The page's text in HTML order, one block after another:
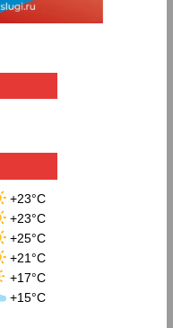
+23°C
+23°C
+25°C
+21°C
+17°C
+15°C